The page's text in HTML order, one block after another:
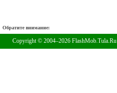
Обратите внимание:
Copyright © 2004–2026 FlashMob.Tula.Ru